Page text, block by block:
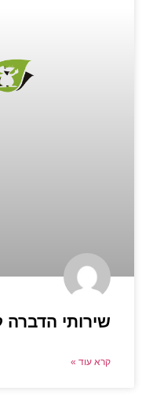
שירותי
קרא עוד »